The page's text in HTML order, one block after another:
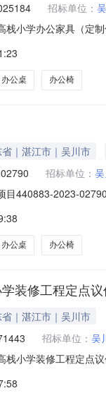
招标单位：
栈小学办公家具（定
务描述需求描述数量
，拼
办公桌 办公椅
省｜湛江市｜吴川市
招标单位：
目440883-2023-
办公桌 办公椅
装修工程定点
省｜湛江市｜吴川市
招标单位： 吴
栈小学装修工程定点
高栈村委会那宽垌村